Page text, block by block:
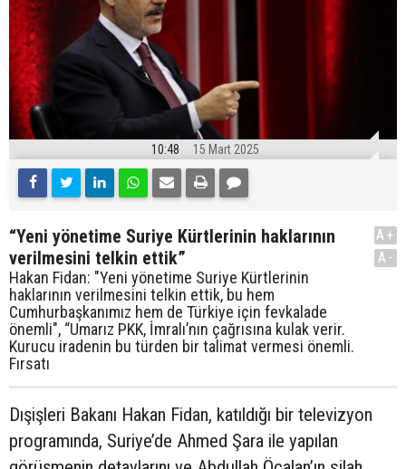
10:48 15 Mart 2025
“Yeni yönetime Suriye Kürtlerinin haklarının
verilmesini telkin ettik”
Hakan Fidan: "Yeni yönetime Suriye Kürtlerinin
haklarının verilmesini telkin ettik, bu hem
Cumhurbaşkanımız hem de Türkiye için fevkalade
önemli", “Umarız PKK, İmralı’nın çağrısına kulak verir.
Kurucu iradenin bu türden bir talimat vermesi önemli.
Fırsatı
A+
A-
Dışişleri Bakanı Hakan Fidan, katıldığı bir televizyon
programında, Suriye’de Ahmed Şara ile yapılan